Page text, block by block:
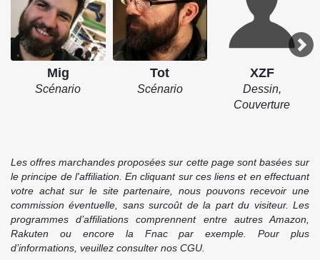
Mig
Scénario
Tot
Scénario
XZF
Dessin,
Couverture
Les offres marchandes proposées sur cette page sont basées sur
le principe de l'affiliation. En cliquant sur ces liens et en effectuant
votre achat sur le site partenaire, nous pouvons recevoir une
commission éventuelle, sans surcoût de la part du visiteur. Les
programmes d’affiliations comprennent entre autres Amazon,
Rakuten ou encore la Fnac par exemple. Pour plus
d’informations, veuillez consulter nos CGU.